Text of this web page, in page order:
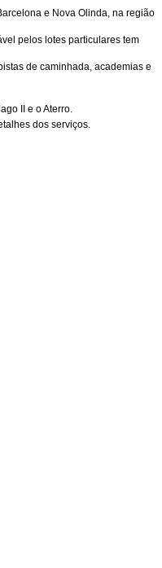
e Nova Olinda, na região
pelos lotes particulares tem
de caminhada, academias e
II e o Aterro.
dos serviços.